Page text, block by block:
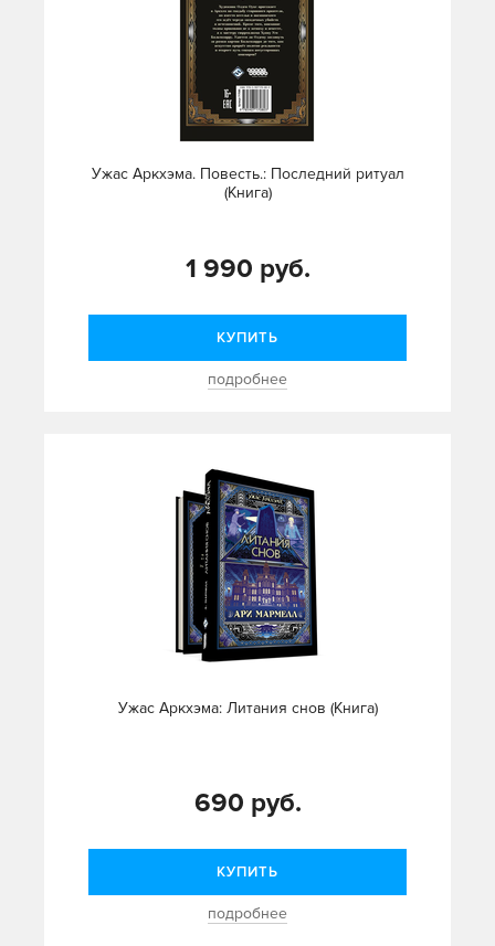
Ужас Аркхэма. Повесть.: Последний ритуал
(Книга)
1 990 руб.
КУПИТЬ
подробнее
Ужас Аркхэма: Литания снов (Книга)
690 руб.
КУПИТЬ
подробнее